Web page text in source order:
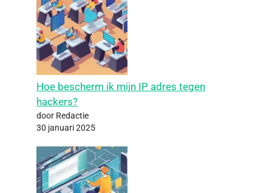
Hoe bescherm ik mijn IP adres tegen
hackers?
door Redactie
30 januari 2025